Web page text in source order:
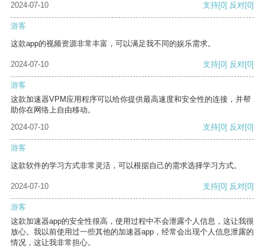
2024-07-10
支持[0] 反对[0]
游客
这款app的视频资源非常丰富，可以满足我不同的娱乐需求。
2024-07-10 支持[0] 反对[0]
游客
这款加速器VPM应用程序可以给你提供最高速度和安全性的连接，并帮
助你在网络上自由移动。
2024-07-10
支持[0] 反对[0]
游客
这款软件的学习方式非常灵活，可以根据自己的需求选择学习方式。
2024-07-10 支持[0] 反对[0]
游客
这款加速器app的安全性很高，使用过程中不会泄露个人信息，这让我很
放心。我以前使用过一些其他的加速器app，经常会出现个人信息泄露的
情况，这让我非常担心。